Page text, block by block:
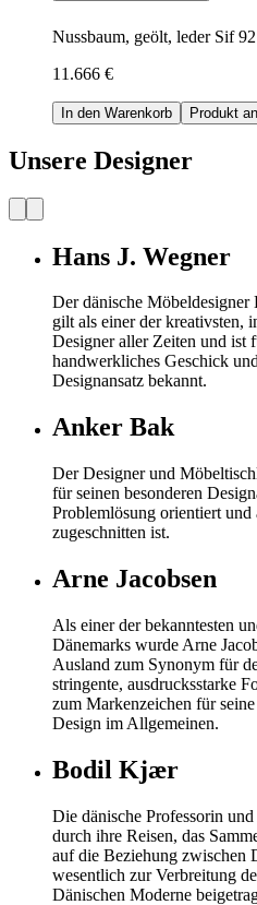
Nussbaum, geölt, leder Sif 92
11.666 €
In den Warenkorb Produkt
Unsere Designer
Hans J. Wegner
Der dänische Möbeldesigner
gilt als einer der kreativsten,
Designer aller Zeiten und ist
handwerkliches Geschick
Designansatz bekannt.
Anker Bak
Der Designer und
für seinen besonderen
Problemlösung orientiert
zugeschnitten ist.
Arne Jacobsen
Als einer der bekanntesten
Dänemarks wurde Arne
Ausland zum Synonym für
stringente, ausdrucksstarke
zum Markenzeichen für
Design im Allgemeinen.
Bodil Kjær
Die dänische Professorin
durch ihre Reisen, das
auf die Beziehung zwischen
wesentlich zur Verbreitung
Dänischen Moderne